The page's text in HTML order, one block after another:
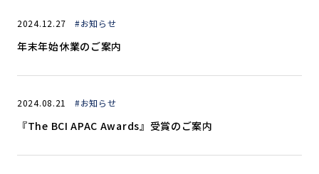
2024.12.27 #お知らせ
年末年始休業のご案内
2024.08.21 #お知らせ
『The BCI APAC Awards』受賞のご案内